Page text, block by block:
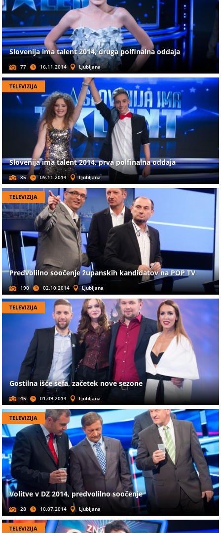
Slovenija ima talent 2014, druga polfinalna oddaja
77 16.11.2014 Ljubljana
TELEVIZIJA
Slovenija ima talent 2014, prva polfinalna oddaja
85 09.11.2014 Ljubljana
TELEVIZIJA
Predvolilno soočenje županskih kandidatov na POP TV
190 02.10.2014 Ljubljana
TELEVIZIJA
Gostilna išče šefa, začetek nove sezone
45 01.09.2014 Ljubljana
TELEVIZIJA
Volitve v DZ 2014, predvolilno soočenje
28 10.07.2014 Ljubljana
TELEVIZIJA